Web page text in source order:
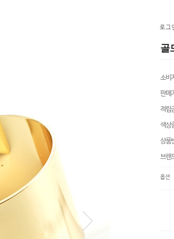
로그
골
소비
판매
적립
색상
상품
브랜
옵션